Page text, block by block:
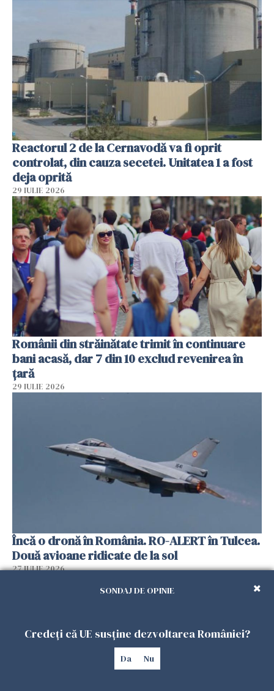
Reactorul 2 de la Cernavodă va fi oprit
controlat, din cauza secetei. Unitatea 1 a fost
deja oprită
29 IULIE 2026
Românii din străinătate trimit în continuare
bani acasă, dar 7 din 10 exclud revenirea în
țară
29 IULIE 2026
Încă o dronă în România. RO-ALERT în Tulcea.
Două avioane ridicate de la sol
27 IULIE 2026
SONDAJ DE OPINIE
Credeți că UE susține dezvoltarea României?
Da Nu